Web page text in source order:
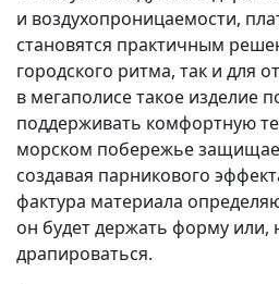
и воздухопроницаемости,
становятся практичным
городского ритма, так и для
в мегаполисе такое изделие
поддерживать комфортную
морском побережье
создавая парникового
фактура материала
он будет держать форму или,
драпироваться.